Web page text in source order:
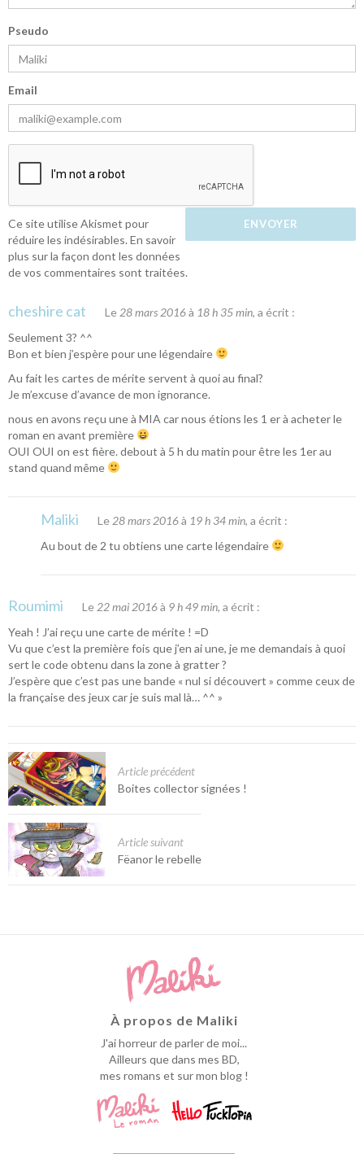
Pseudo
Email
Ce site utilise Akismet pour
réduire les indésirables. En savoir
plus sur la façon dont les données
de vos commentaires sont traitées.
cheshire cat Le 28 mars 2016à 18 h 35 min, a écrit :
Seulement 3? ^^
Bon et bien j’espère pour une légendaire
Au fait les cartes de mérite servent à quoi au final?
Je m’excuse d’avance de mon ignorance.
nous en avons reçu une à MIA car nous étions les 1 er à acheter le
roman en avant première
OUI OUI on est fière. debout à 5 h du matin pour être les 1er au
stand quand même
Maliki Le 28 mars 2016à 19 h 34 min, a écrit :
Au bout de 2 tu obtiens une carte légendaire
Roumimi Le 22 mai 2016à 9 h 49 min, a écrit :
Yeah ! J’ai reçu une carte de mérite ! =D
Vu que c’est la première fois que j’en ai une, je me demandais à quoi
sert le code obtenu dans la zone à gratter ?
J’espère que c’est pas une bande « nul si découvert » comme ceux de
la française des jeux car je suis mal là… ^^ »
Article précédent
Boites collector signées !
Article suivant
Fëanor le rebelle
À propos de Maliki
J'ai horreur de parler de moi...
Ailleurs que dans mes BD,
mes romans et sur mon blog !